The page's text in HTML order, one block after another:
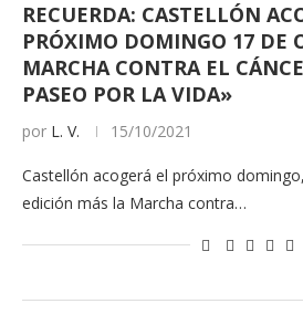
RECUERDA: CASTELLÓN
PRÓXIMO DOMINGO 17 DE
MARCHA CONTRA EL
PASEO POR LA VIDA»
por L. V. 15/10/2021
Castellón acogerá el próximo
edición más la Marcha contra…